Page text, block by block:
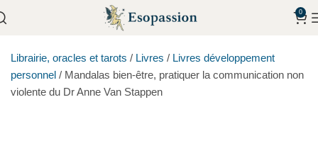
0
Librairie, oracles et tarots / Livres / Livres développement
personnel / Mandalas bien-être, pratiquer la communication non
violente du Dr Anne Van Stappen